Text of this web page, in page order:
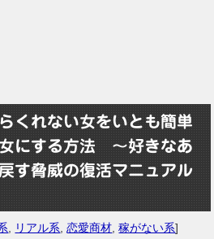
くれない女をいとも簡単
にする方法 ～好きなあ
す脅威の復活マニュアル
リアル系 ,恋愛商材 ,稼がない系]